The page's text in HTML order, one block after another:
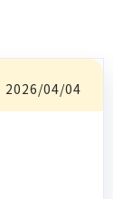
2026/04/04